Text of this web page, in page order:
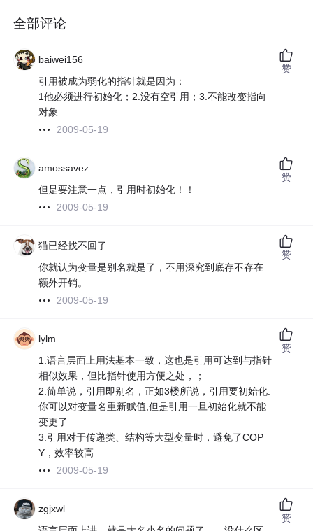
全部评论
baiwei156
引用被成为弱化的指针就是因为：
1他必须进行初始化；2.没有空引用；3.不能改变指向
对象
2009-05-19
赞
amossavez
但是要注意一点，引用时初始化！！
2009-05-19
赞
猫已经找不回了
你就认为变量是别名就是了，不用深究到底存不存在
额外开销。
2009-05-19
赞
lylm
1.语言层面上用法基本一致，这也是引用可达到与指针
相似效果，但比指针使用方便之处，；
2.简单说，引用即别名，正如3楼所说，引用要初始化.
你可以对变量名重新赋值,但是引用一旦初始化就不能
变更了
3.引用对于传递类、结构等大型变量时，避免了COP
Y，效率较高
2009-05-19
赞
zgjxwl
赞